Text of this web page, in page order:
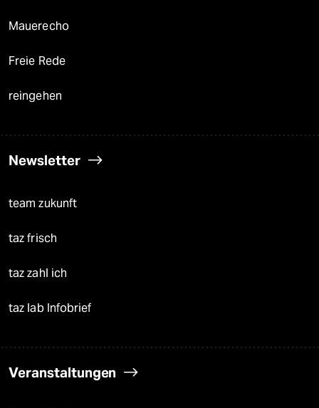
Mauerecho
Freie Rede
reingehen
Newsletter
team zukunft
taz frisch
taz zahl ich
taz lab Infobrief
Veranstaltungen